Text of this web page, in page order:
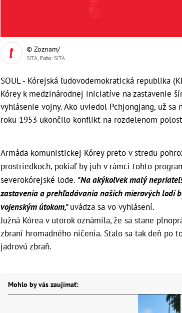
© Zoznam/
SITA, Foto: SITA
SOUL - Kórejská ľudovodemokratická republika
Kórey k medzinárodnej iniciatíve na zastavenie
vyhlásenie vojny. Ako uviedol Pchjongjang, už
roku 1953 ukončilo konflikt na rozdelenom
Armáda komunistickej Kórey preto v stredu
prostriedkoch, pokiaľ by juh v rámci tohto
severokórejské lode. "Na akýkoľvek malý
zastavenia a prehľadávania naších mierových lodí
vojenským útokom,"uvádza sa vo vyhlásení.
Južná Kórea v utorok oznámila, že sa stane
zbraní hromadného ničenia. Stalo sa tak deň po
jadrovú zbraň.
Mohlo by vás zaujímať: